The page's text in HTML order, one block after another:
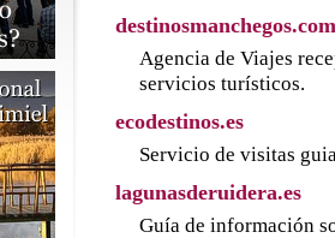
destinosmanchegos.com
Agencia de Viajes
servicios turísticos.
ecodestinos.es
Servicio de visitas
lagunasderuidera.es
Guía de información